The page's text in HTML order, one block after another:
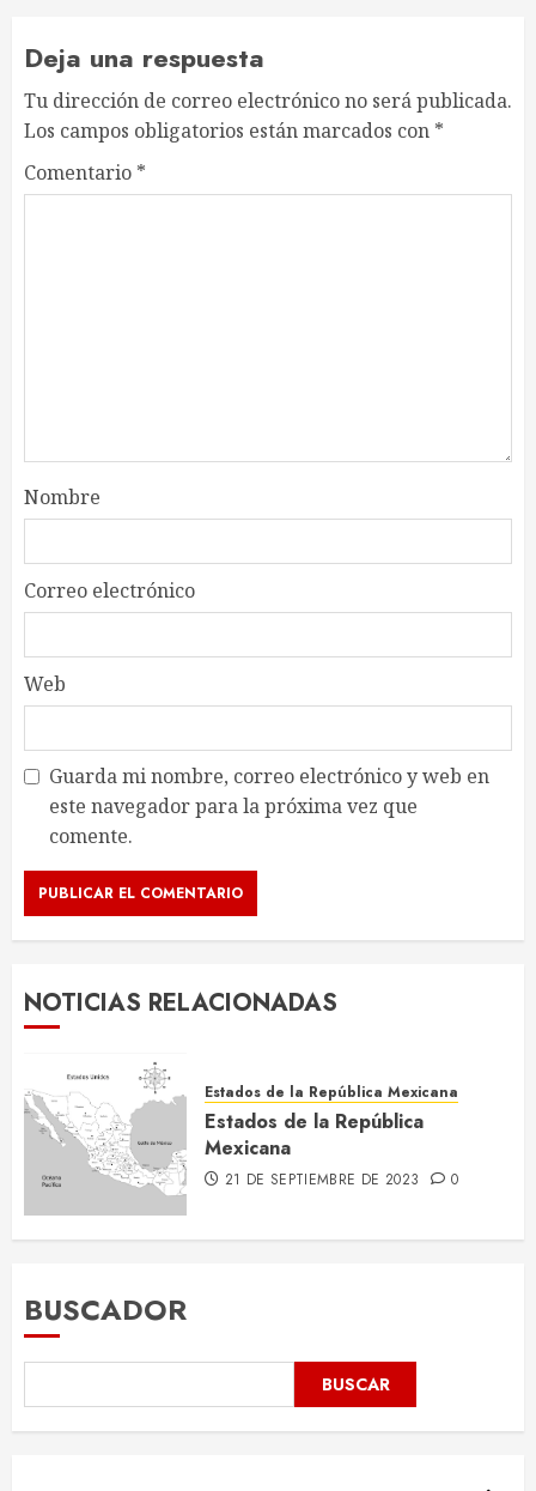
Deja una respuesta
Tu dirección de correo electrónico no será publicada.
Los campos obligatorios están marcados con *
Comentario *
Nombre
Correo electrónico
Web
Guarda mi nombre, correo electrónico y web en
este navegador para la próxima vez que
comente.
NOTICIAS RELACIONADAS
Estados de la República Mexicana
Estados de la República
Mexicana
21 DE SEPTIEMBRE DE 2023 0
BUSCADOR
BUSCAR